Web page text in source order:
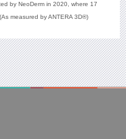
by NeoDerm in 2020, where 17
measured by ANTERA 3D®)